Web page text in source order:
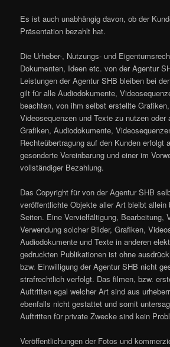
Es ist auch unabhängig davon, ob der
Präsentation bezahlt hat.
Die Urheber-, Nutzungs- und
Dokumenten, Ideen etc. von der Agentur
Leistungen der Agentur SHB bleiben bei
gilt für alle Audiodokumente,
beachten, von ihm selbst erstellte
Videosequenzen und Texte zu nutzen oder
Grafiken, Audiodokumente,
Rechteübertragung auf den Kunden erfolgt
gesonderte Vereinbarung und einer im
vollständiger Bezahlung.
Das Copyright für von der Agentur SHB
veröffentlichte Objekte aller Art bleibt allein
Seiten. Eine Vervielfältigung, Bearbeitung,
Verwendung solcher Bilder, Grafiken,
Audiodokumente und Texte in anderen
gedruckten Publikationen ist ohne
bzw. Einwilligung der Agentur SHB nicht
strafrechtlich verfolgt. Das filmen, bzw.
Auftritten egal welcher Art sind aus
ebenfalls nicht gestattet und somit
Auftritten für private Zwecke sind kein
Veröffentlichungen der Fotos und